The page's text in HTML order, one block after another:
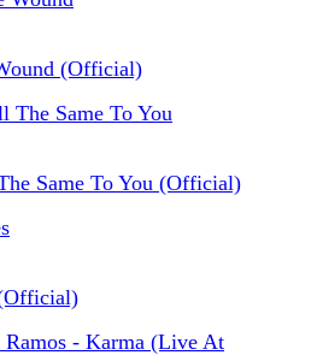
(Official)
Same To You (Official)